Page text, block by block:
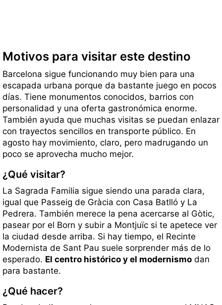
Motivos para visitar este destino
Barcelona sigue funcionando muy bien para una
escapada urbana porque da bastante juego en pocos
días. Tiene monumentos conocidos, barrios con
personalidad y una oferta gastronómica enorme.
También ayuda que muchas visitas se puedan enlazar
con trayectos sencillos en transporte público. En
agosto hay movimiento, claro, pero madrugando un
poco se aprovecha mucho mejor.
¿Qué visitar?
La Sagrada Familia sigue siendo una parada clara,
igual que Passeig de Gràcia con Casa Batlló y La
Pedrera. También merece la pena acercarse al Gòtic,
pasear por el Born y subir a Montjuïc si te apetece ver
la ciudad desde arriba. Si hay tiempo, el Recinte
Modernista de Sant Pau suele sorprender más de lo
esperado. El centro histórico y el modernismo dan
para bastante.
¿Qué hacer?